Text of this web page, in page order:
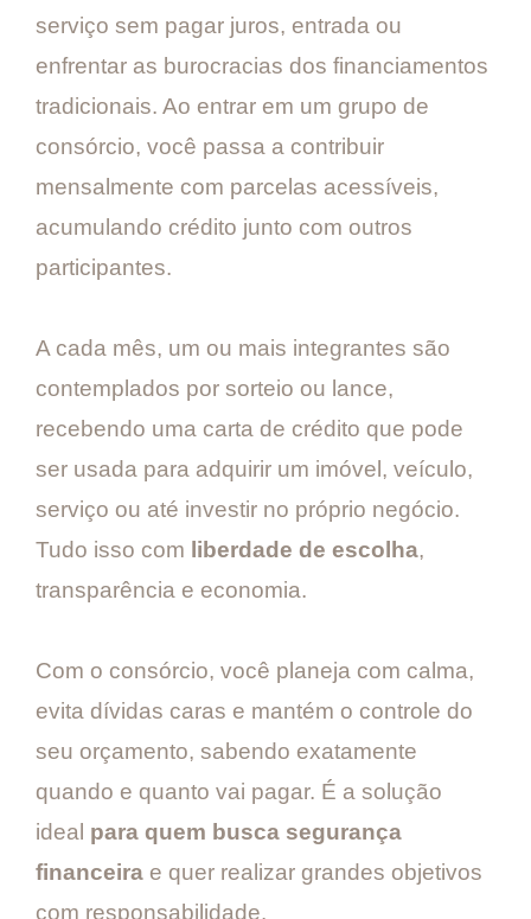
serviço sem pagar juros, entrada ou
enfrentar as burocracias dos financiamentos
tradicionais. Ao entrar em um grupo de
consórcio, você passa a contribuir
mensalmente com parcelas acessíveis,
acumulando crédito junto com outros
participantes.
A cada mês, um ou mais integrantes são
contemplados por sorteio ou lance,
recebendo uma carta de crédito que pode
ser usada para adquirir um imóvel, veículo,
serviço ou até investir no próprio negócio.
Tudo isso com liberdade de escolha,
transparência e economia.
Com o consórcio, você planeja com calma,
evita dívidas caras e mantém o controle do
seu orçamento, sabendo exatamente
quando e quanto vai pagar. É a solução
ideal para quem busca segurança
financeira e quer realizar grandes objetivos
com responsabilidade.